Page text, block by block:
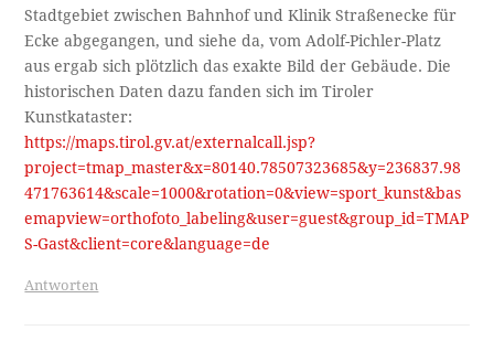
Stadtgebiet zwischen Bahnhof und Klinik Straßenecke für
Ecke abgegangen, und siehe da, vom Adolf-Pichler-Platz
aus ergab sich plötzlich das exakte Bild der Gebäude. Die
historischen Daten dazu fanden sich im Tiroler
Kunstkataster:
https://maps.tirol.gv.at/externalcall.jsp?
project=tmap_master&x=80140.78507323685&y=236837.98
471763614&scale=1000&rotation=0&view=sport_kunst&bas
emapview=orthofoto_labeling&user=guest&group_id=TMAP
S-Gast&client=core&language=de
Antworten